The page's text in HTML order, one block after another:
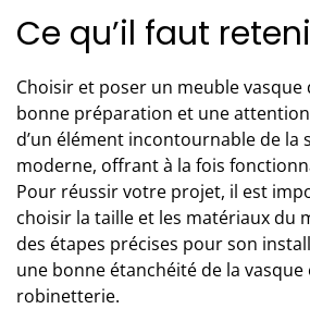
Ce qu’il faut
Choisir et poser un meuble vasque
bonne préparation et une attention
d’un élément incontournable de la
moderne, offrant à la fois
Pour réussir votre projet, il est
choisir la taille et les matériaux du
des étapes précises pour son
une bonne étanchéité de la vasque
robinetterie.